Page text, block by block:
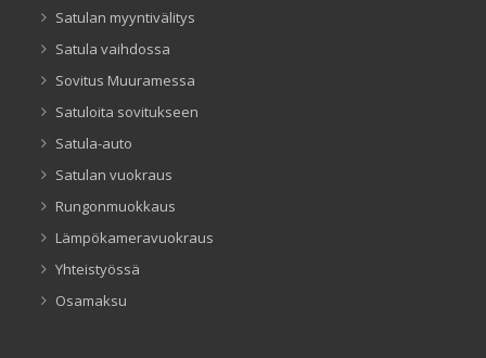
Satulan myyntivälitys
Satula vaihdossa
Sovitus Muuramessa
Satuloita sovitukseen
Satula-auto
Satulan vuokraus
Rungonmuokkaus
Lämpökameravuokraus
Yhteistyössä
Osamaksu